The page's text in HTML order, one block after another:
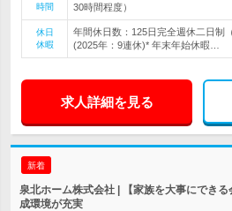
時間
30時間程度）
休日
休暇
年間休日数：125日完全週休二日制
(2025年：9連休)* 年末年始休暇…
求人詳細を見る
新着
泉北ホーム株式会社 | 【家族を大事にでき
成環境が充実